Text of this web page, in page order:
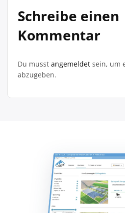
Schreibe einen
Kommentar
Du musst angemeldet sein, um
abzugeben.